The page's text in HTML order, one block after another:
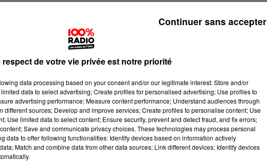
respect de votre vie privée est notre priorité
data processing based on your consent and/or our legitimate interest: Store and/or
data to select advertising; Create profiles for personalised advertising; Use profiles to
advertising performance; Measure content performance; Understand audiences through
different sources; Develop and improve services; Create profiles to personalise content; Use
Use limited data to select content; Ensure security, prevent and detect fraud, and fix errors;
Save and communicate privacy choices. These technologies may process personal
data to offer following functionalities: Identify devices based on information actively
Match and combine data from other data sources; Link different devices; Identify devices
Continuer sans accepter